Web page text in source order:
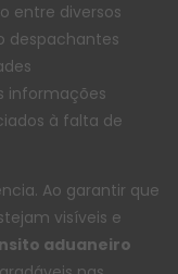
entre diversos
despachantes
informações
à falta de
Ao garantir que
visíveis e
aduaneiro